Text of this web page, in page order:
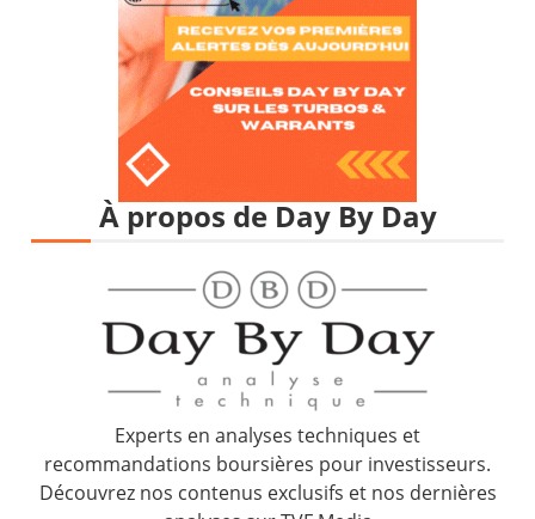
À propos de Day By Day
Experts en analyses techniques et
recommandations boursières pour investisseurs.
Découvrez nos contenus exclusifs et nos dernières